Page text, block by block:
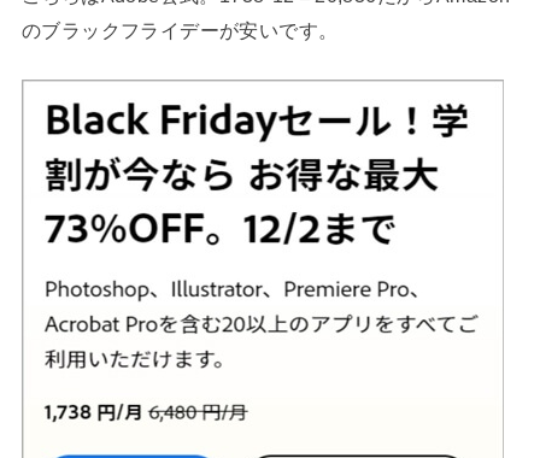
のブラックフライデーが安いです。